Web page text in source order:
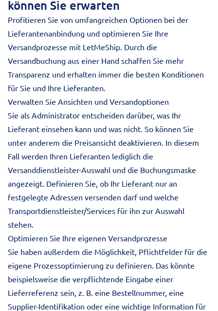
können Sie erwarten
Profitieren Sie von umfangreichen Optionen bei der
Lieferantenanbindung und optimieren Sie Ihre
Versandprozesse mit LetMeShip. Durch die
Versandbuchung aus einer Hand schaffen Sie mehr
Transparenz und erhalten immer die besten Konditionen
für Sie und Ihre Lieferanten.
Verwalten Sie Ansichten und Versandoptionen
Sie als Administrator entscheiden darüber, was Ihr
Lieferant einsehen kann und was nicht. So können Sie
unter anderem die Preisansicht deaktivieren. In diesem
Fall werden Ihren Lieferanten lediglich die
Versanddienstleister-Auswahl und die Buchungsmaske
angezeigt. Definieren Sie, ob Ihr Lieferant nur an
festgelegte Adressen versenden darf und welche
Transportdienstleister/Services für ihn zur Auswahl
stehen.
Optimieren Sie Ihre eigenen Versandprozesse
Sie haben außerdem die Möglichkeit, Pflichtfelder für die
eigene Prozessoptimierung zu definieren. Das könnte
beispielsweise die verpflichtende Eingabe einer
Lieferreferenz sein, z. B. eine Bestellnummer, eine
Supplier-Identifikation oder eine wichtige Information für